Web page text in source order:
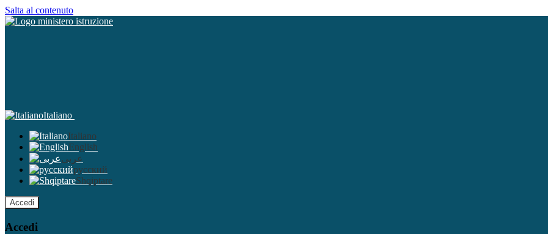
Salta al contenuto
Italiano
Italiano
English
عربى
русский
Shqiptare
Accedi
Accedi